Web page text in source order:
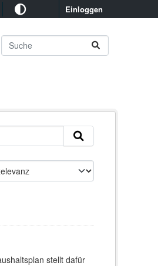
Einloggen
stellt dafür